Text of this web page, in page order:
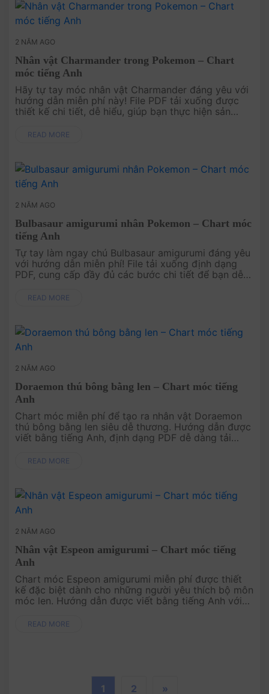
2 NĂM AGO
Nhân vật Charmander trong Pokemon – Chart
móc tiếng Anh
Hãy tự tay móc nhân vật Charmander đáng yêu với
hướng dẫn miễn phí này! File PDF tải xuống được
thiết kế chi tiết, dễ hiểu, giúp bạn thực hiện sản
Charmander đến bộ sưu tập ....
READ MORE
2 NĂM AGO
Bulbasaur amigurumi nhân Pokemon – Chart móc
tiếng Anh
Tự tay làm ngay chú Bulbasaur amigurumi đáng yêu
với hướng dẫn miễn phí! File tải xuống định dạng
PDF, cung cấp đầy đủ các bước chi tiết để bạn dễ
thêm Bulbasaur vào bộ ....
READ MORE
2 NĂM AGO
Doraemon thú bông bằng len – Chart móc tiếng
Anh
Chart móc miễn phí để tạo ra nhân vật Doraemon
thú bông bằng len siêu dễ thương. Hướng dẫn được
viết bằng tiếng Anh, định dạng PDF dễ dàng tải
người bạn Doraemon cho bộ ....
READ MORE
2 NĂM AGO
Nhân vật Espeon amigurumi – Chart móc tiếng
Anh
Chart móc Espeon amigurumi miễn phí được thiết
kế đặc biệt dành cho những người yêu thích bộ môn
móc len. Hướng dẫn được viết bằng tiếng Anh với
bắt đầu ngay để tạo ra....
READ MORE
1 2 »